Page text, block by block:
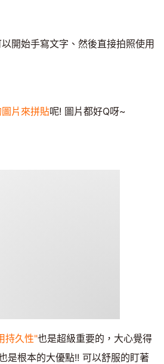
以開始手寫文字、然後直接拍照使用
片來拼貼呢! 圖片都好Q呀~
持久性"也是超級重要的，大心覺得
是根本的大優點!! 可以舒服的盯著